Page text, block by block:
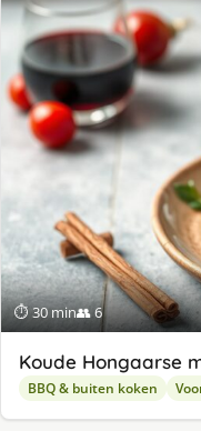
⏱ 30 min👥 6
Koude Hongaarse
BBQ & buiten koken